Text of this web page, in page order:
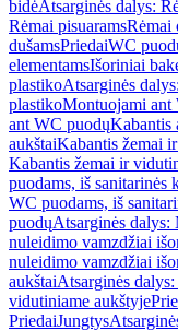
bidėAtsarginės dalys:
Rėmai pisuaramsRėmai
dušamsPriedaiWC
elementamsIšoriniai
plastikoAtsarginės
plastikoMontuojami ant
ant WC puodųKabantis
aukštaiKabantis žemai
Kabantis žemai ir
puodams, iš sanitarinės
WC puodams, iš
puodųAtsarginės
nuleidimo vamzdžiai
nuleidimo vamzdžiai
aukštaiAtsarginės
vidutiniame aukštyje
PriedaiJungtys